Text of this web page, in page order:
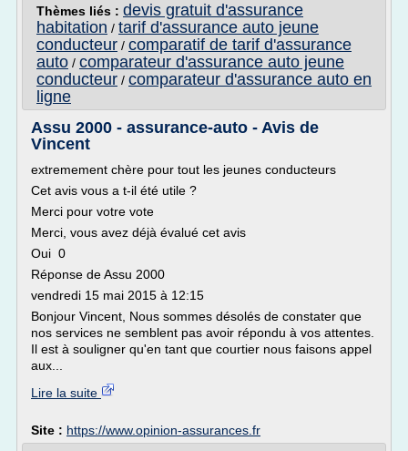
Thèmes liés : devis gratuit d'assurance
habitation / tarif d'assurance auto jeune
conducteur / comparatif de tarif d'assurance
auto / comparateur d'assurance auto jeune
conducteur / comparateur d'assurance auto en
ligne
Assu 2000 - assurance-auto - Avis de
Vincent
extremement chère pour tout les jeunes conducteurs
Cet avis vous a t-il été utile ?
Merci pour votre vote
Merci, vous avez déjà évalué cet avis
Oui 0
Réponse de Assu 2000
vendredi 15 mai 2015 à 12:15
Bonjour Vincent, Nous sommes désolés de constater que
nos services ne semblent pas avoir répondu à vos attentes.
Il est à souligner qu'en tant que courtier nous faisons appel
aux...
Lire la suite
Site : https://www.opinion-assurances.fr